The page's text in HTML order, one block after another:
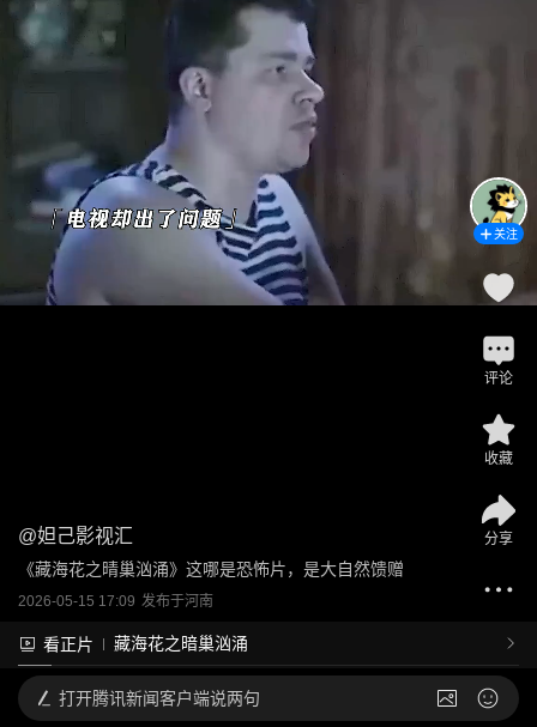
@妲己影视汇
《藏海花之晴巢汹涌》这哪是恐怖片，是大自然馈赠
2026-05-15 17:09 发布于河南
看正片 藏海花之暗巢汹涌
关注
评论
收藏
分享
打开腾讯新闻客户端说两句